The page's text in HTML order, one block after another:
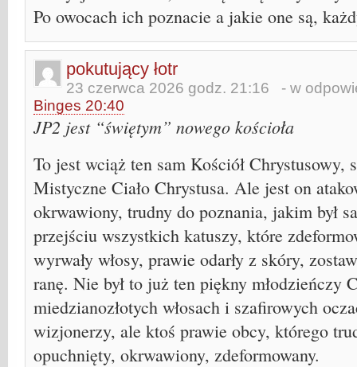
Po owocach ich poznacie a jakie one są,
pokutujący łotr
23 czerwca 2026 godz. 21:16 - w
Binges 20:40
JP2 jest “świętym” nowego kościoła
To jest wciąż ten sam Kościół Chrystusowy,
Mistyczne Ciało Chrystusa. Ale jest on
okrwawiony, trudny do poznania, jakim był
przejściu wszystkich katuszy, które
wyrwały włosy, prawie odarły z skóry,
ranę. Nie był to już ten piękny młodzieńczy
miedzianozłotych włosach i szafirowych
wizjonerzy, ale ktoś prawie obcy, którego
opuchnięty, okrwawiony, zdeformowany.